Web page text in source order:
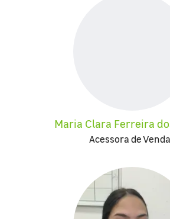
Maria Clara Ferreira
Acessora de